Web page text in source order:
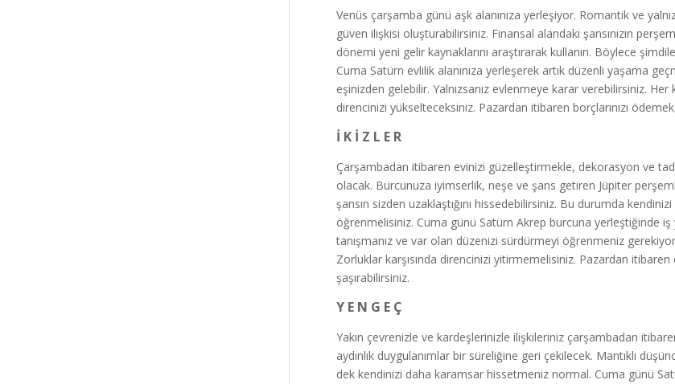
Venüs çarşamba günü aşk alanınıza yerleşiyor. Romantik ve
güven ilişkisi oluşturabilirsiniz. Finansal alandaki şansınızın
dönemi yeni gelir kaynaklarını araştırarak kullanın. Böylece
Cuma Satürn evlilik alanınıza yerleşerek artık düzenli yaşama
eşinizden gelebilir. Yalnızsanız evlenmeye karar verebilirsiniz.
direncinizi yükselteceksiniz. Pazardan itibaren borçlarınızı
İ K İ Z L E R
Çarşambadan itibaren evinizi güzelleştirmekle, dekorasyon ve
olacak. Burcunuza iyimserlik, neşe ve şans getiren Jüpiter
şansın sizden uzaklaştığını hissedebilirsiniz. Bu durumda
öğrenmelisiniz. Cuma günü Satürn Akrep burcuna yerleştiğinde
tanışmanız ve var olan düzenizi sürdürmeyi öğrenmeniz
Zorluklar karşısında direncinizi yitirmemelisiniz. Pazardan itibaren
şaşırabilirsiniz.
Y E N G E Ç
Yakın çevrenizle ve kardeşlerinizle ilişkileriniz çarşambadan
aydınlık duygulanımlar bir süreliğine geri çekilecek. Mantıklı
dek kendinizi daha karamsar hissetmeniz normal. Cuma günü